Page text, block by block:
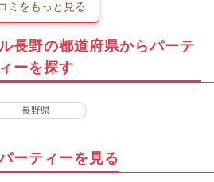
ミをもっと見る
長野の都道府県からパーテ
ィーを探す
長野県
ーティーを見る